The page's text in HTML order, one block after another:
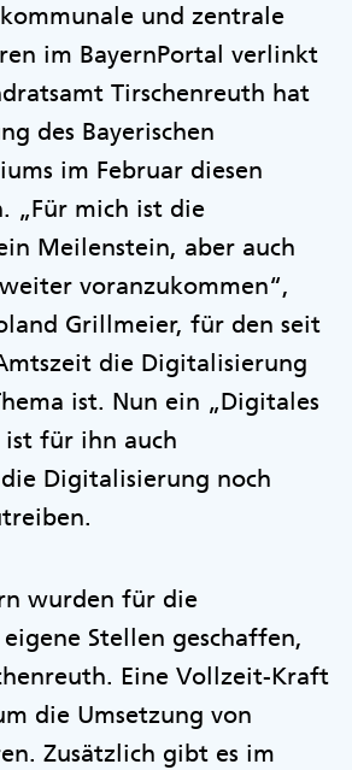
und zentrale
im BayernPortal verlinkt
Tirschenreuth hat
des Bayerischen
im Februar diesen
„Für mich ist die
Meilenstein, aber auch
voranzukommen“,
Grillmeier, für den seit
die Digitalisierung
ist. Nun ein „Digitales
für ihn auch
Digitalisierung noch
wurden für die
Stellen geschaffen,
Eine Vollzeit-Kraft
die Umsetzung von
Zusätzlich gibt es im